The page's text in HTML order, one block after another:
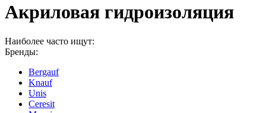
Акриловая гидроизоляция
Наиболее часто ищут:
Бренды:
Bergauf
Knauf
Unis
Ceresit